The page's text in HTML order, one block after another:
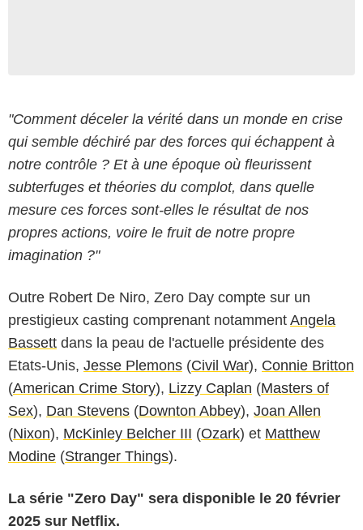
"Comment déceler la vérité dans un monde en crise
qui semble déchiré par des forces qui échappent à
notre contrôle ? Et à une époque où fleurissent
subterfuges et théories du complot, dans quelle
mesure ces forces sont-elles le résultat de nos
propres actions, voire le fruit de notre propre
imagination ?"
Outre Robert De Niro, Zero Day compte sur un
prestigieux casting comprenant notamment Angela
Bassett dans la peau de l'actuelle présidente des
Etats-Unis, Jesse Plemons (Civil War), Connie Britton
(American Crime Story), Lizzy Caplan (Masters of
Sex), Dan Stevens (Downton Abbey), Joan Allen
(Nixon), McKinley Belcher III (Ozark) et Matthew
Modine (Stranger Things).
La série "Zero Day" sera disponible le 20 février
2025 sur Netflix.